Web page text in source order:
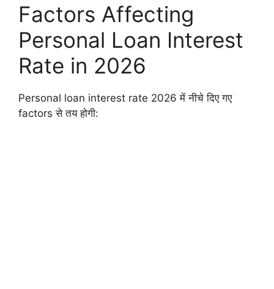
Factors Affecting
Personal Loan Interest
Rate in 2026
Personal loan interest rate 2026 में नीचे दिए गए
factors से तय होगी: